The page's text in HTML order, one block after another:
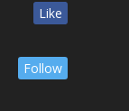
Like
Follow